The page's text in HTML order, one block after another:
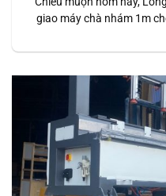
giao máy chà nhám 1m
dụng, phù hợp với các